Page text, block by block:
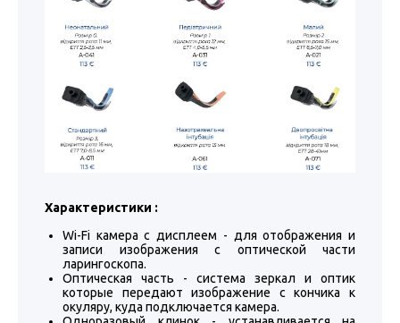
Характеристики :
Wi-Fi камера с дисплеем - для отображения и
записи изображения с оптической части
ларингоскопа.
Оптическая часть - система зеркал и оптик
которые передают изображение с кончика к
окуляру, куда подключается камера.